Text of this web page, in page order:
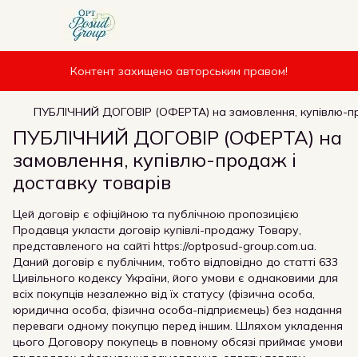
Контент захищено авторським правом!
ПУБЛІЧНИЙ ДОГОВІР (ОФЕРТА) на замовлення, купівлю-
ПУБЛІЧНИЙ ДОГОВІР (ОФЕРТА) на
замовлення, купівлю-продаж і
доставку товарів
Цей договір є офіційною та публічною пропозицією
Продавця укласти договір купівлі-продажу Товару,
представленого на сайті https://optposud-group.com.ua.
Даний договір є публічним, тобто відповідно до статті 633
Цивільного кодексу України, його умови є однаковими для
всіх покупців незалежно від їх статусу (фізична особа,
юридична особа, фізична особа-підприємець) без надання
переваги одному покупцю перед іншим. Шляхом укладення
цього Договору покупець в повному обсязі приймає умови